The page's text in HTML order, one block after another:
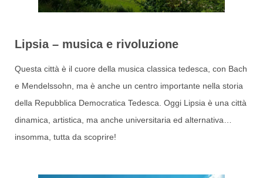
Lipsia – musica e rivoluzione
Questa città è il cuore della musica classica tedesca, con Bach
e Mendelssohn, ma è anche un centro importante nella storia
della Repubblica Democratica Tedesca. Oggi Lipsia è una città
dinamica, artistica, ma anche universitaria ed alternativa…
insomma, tutta da scoprire!